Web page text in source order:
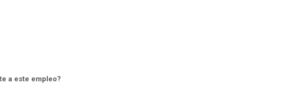
a este empleo?